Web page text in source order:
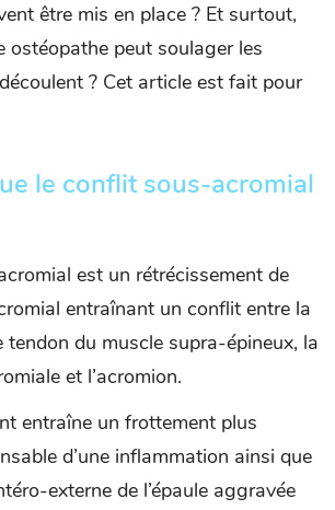
être mis en place ? Et surtout,
ostéopathe peut soulager les
? Cet article est fait pour
le conflit sous-acromial
est un rétrécissement de
entraînant un conflit entre la
tendon du muscle supra-épineux, la
et l’acromion.
entraîne un frottement plus
d’une inflammation ainsi que
externe de l’épaule aggravée